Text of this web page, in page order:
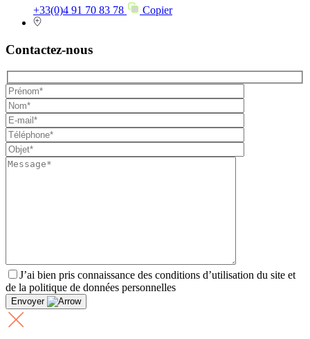
+33(0)4 91 70 83 78 Copier
Contactez-nous
J’ai bien pris connaissance des conditions d’utilisation du site et
de la politique de données personnelles
Envoyer